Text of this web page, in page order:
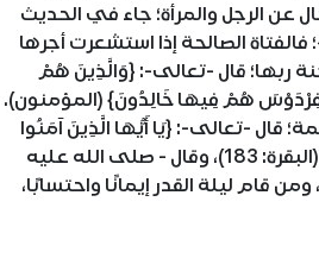
عن الرجل والمرأة؛ جاء في الحديث
الصالحة إذا استشعرت أجرها
ربها؛ قال -تعالى-: {وَالَّذِينَ هُمْ
-تعالى-: {يَا أَيُّهَا الَّذِينَ آمَنُوا
كُتِبَ عَلَيْكُمُ الصِّيَامُ كَمَا كُتِبَ عَلَى الَّذِينَ مِنْ قَبْلِكُمْ لَعَلَّكُمْ تَتَّقُونَ} (البقرة: 183)، وقال - صلى الله عليه
قام ليلة القدر إيمانًا واحتسابًا،